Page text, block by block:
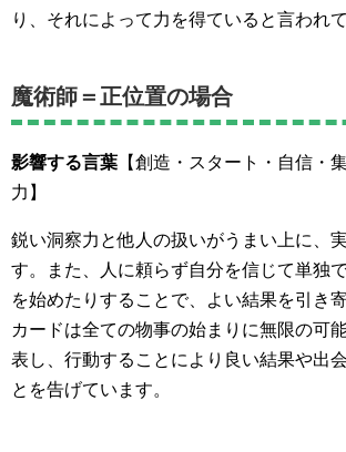
り、それによって力を得ていると言われて
魔術師＝正位置の場合
影響する言葉 【創造・スタート・自信・
力】
鋭い洞察力と他人の扱いがうまい上に、
す。また、人に頼らず自分を信じて単独
を始めたりすることで、よい結果を引き寄
カードは全ての物事の始まりに無限の可
表し、行動することにより良い結果や出
とを告げています。